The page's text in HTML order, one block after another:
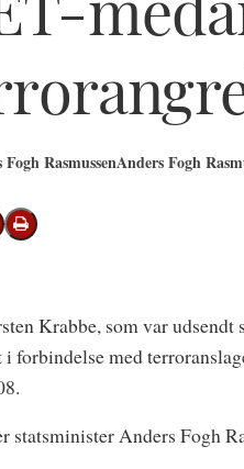
RasmussenAnders Fogh
email
Print
Krabbe, som var
forbindelse med
statsminister Anders Fogh